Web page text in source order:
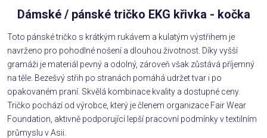
Dámské / pánské tričko EKG křivka - kočka
Toto pánské tričko s krátkým rukávem a kulatým výstřihem je
navrženo pro pohodlné nošení a dlouhou životnost. Díky vyšší
gramáži je materiál pevný a odolný, zároveň však zůstává příjemný
na těle. Bezešvý střih po stranách pomáhá udržet tvar i po
opakovaném praní. Skvělá kombinace kvality a dostupné ceny.
Tričko pochází od výrobce, který je členem organizace Fair Wear
Foundation, aktivně podporující lepší pracovní podmínky v textilním
průmyslu v Asii.